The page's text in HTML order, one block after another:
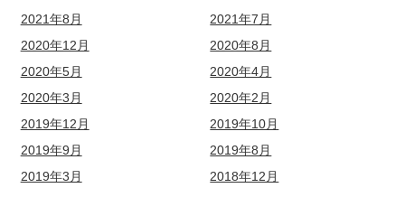
2021年8月
2021年7月
2020年12月
2020年8月
2020年5月
2020年4月
2020年3月
2020年2月
2019年12月
2019年10月
2019年9月
2019年8月
2019年3月
2018年12月